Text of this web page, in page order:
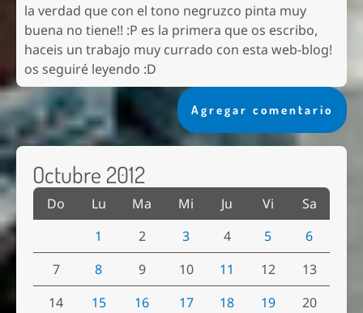
la verdad que con el tono negruzco pinta muy
buena no tiene!! :P es la primera que os escribo,
haceis un trabajo muy currado con esta web-blog!
os seguiré leyendo :D
Agregar comentario
Octubre 2012
Do Lu Ma Mi Ju Vi
Sa
1
2 3 4 5
6
7
8 9 10 11 12
13
14
15 16 17 18 19
20